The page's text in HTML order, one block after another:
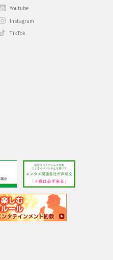
Youtube
Instagram
TikTok